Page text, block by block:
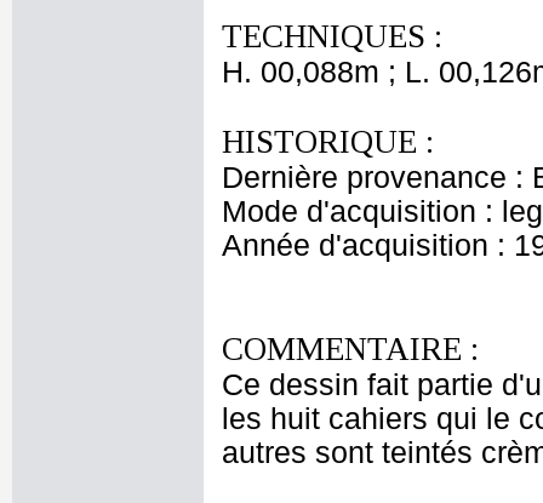
TECHNIQUES :
H. 00,088m ; L.
HISTORIQUE :
Dernière provenance :
Mode d'acquisition :
Année d'acquisition :
COMMENTAIRE :
Ce dessin fait partie
les huit cahiers qui le
autres sont teintés